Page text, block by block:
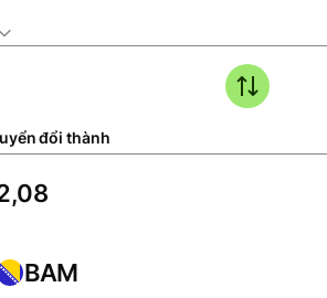
đổi thành
BAM